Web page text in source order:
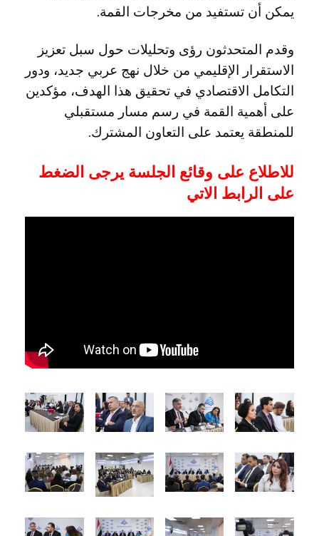
يمكن أن تستفيد من مخرجات القمة.
وقدم المتحدثون رؤى وتحليلات حول سبل تعزيز
الاستقرار الإقليمي من خلال نهج عربي جديد، ودور
التكامل الاقتصادي في تحقيق هذا الهدف، مؤكدين
على أهمية القمة في رسم مسار مستقبلي
للمنطقة يعتمد على التعاون المشترك.
للاطلاع على وقائع الجلسة يرجى الضغط
على الرابط الاتي